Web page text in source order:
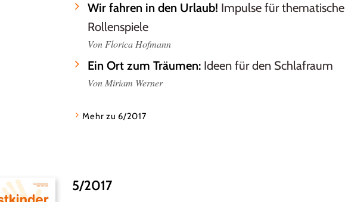
Wir fahren in den Urlaub! Impulse für thematische
Rollenspiele
Von Florica Hofmann
Ein Ort zum Träumen: Ideen für den Schlafraum
Von Miriam Werner
Mehr zu 6/2017
5/2017